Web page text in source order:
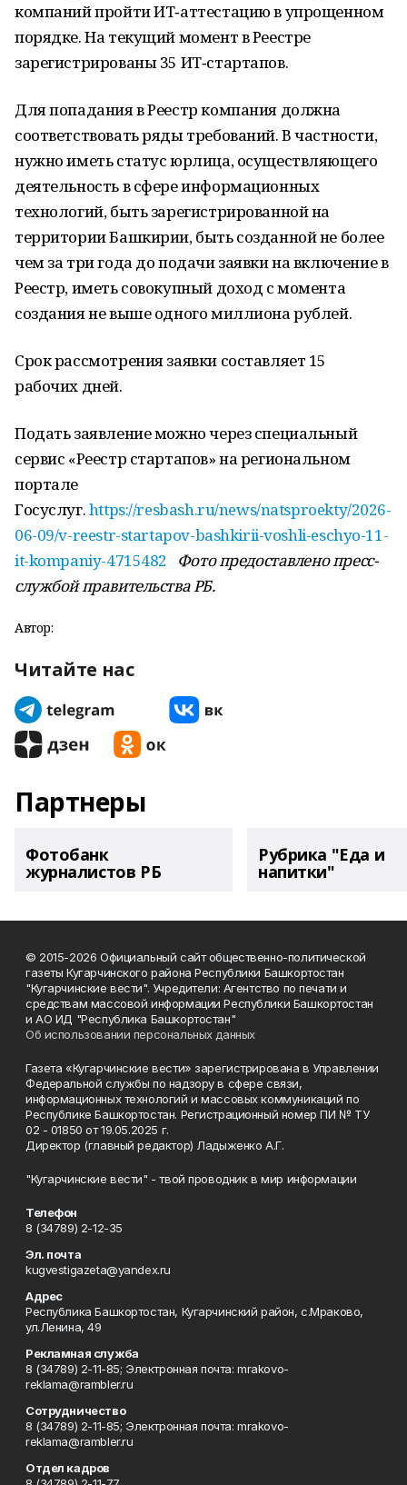
компаний пройти ИТ‑аттестацию в упрощенном
порядке. На текущий момент в Реестре
зарегистрированы 35 ИТ‑стартапов.
Для попадания в Реестр компания должна
соответствовать ряды требований. В частности,
нужно иметь статус юрлица, осуществляющего
деятельность в сфере информационных
технологий, быть зарегистрированной на
территории Башкирии, быть созданной не более
чем за три года до подачи заявки на включение в
Реестр, иметь совокупный доход с момента
создания не выше одного миллиона рублей.
Срок рассмотрения заявки составляет 15
рабочих дней.
Подать заявление можно через специальный
сервис «Реестр стартапов» на региональном
портале
Госуслуг.https://resbash.ru/news/natsproekty/2026-
06-09/v-reestr-startapov-bashkirii-voshli-eschyo-11-
it-kompaniy-4715482
Фото предоставлено пресс-
службой правительства РБ.
Автор:
Читайте нас
Партнеры
Фотобанк
журналистов РБ
Рубрика "Еда и
напитки"
© 2015-2026 Официальный сайт общественно-политической
газеты Кугарчинского района Республики Башкортостан
"Кугарчинские вести". Учредители: Агентство по печати и
средствам массовой информации Республики Башкортостан
и АО ИД "Республика Башкортостан"
Об использовании персональных данных
Газета «Кугарчинские вести» зарегистрирована в Управлении
Федеральной службы по надзору в сфере связи,
информационных технологий и массовых коммуникаций по
Республике Башкортостан. Регистрационный номер ПИ № ТУ
02 - 01850 от 19.05.2025 г.
Директор (главный редактор) Ладыженко А.Г.
"Кугарчинские вести" - твой проводник в мир информации
Телефон
8 (34789) 2-12-35
Эл. почта
kugvestigazeta@yandex.ru
Адрес
Республика Башкортостан, Кугарчинский район, с.Мраково,
ул.Ленина, 49
Рекламная служба
8 (34789) 2-11-85; Электронная почта: mrakovo-
reklama@rambler.ru
Сотрудничество
8 (34789) 2-11-85; Электронная почта: mrakovo-
reklama@rambler.ru
Отдел кадров